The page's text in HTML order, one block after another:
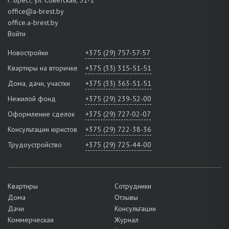
office@a-brest.by
office.a-brest.by
Войти
Новостройки
+375 (29) 757-57-57
Квартиры на вторичке
+375 (33) 315-51-51
Дома, дачи, участки
+375 (33) 363-51-51
Нежилой фонд
+375 (29) 239-52-00
Оформление сделок
+375 (29) 727-02-07
Консультации юристов
+375 (29) 722-38-36
Трудоустройство
+375 (29) 725-44-00
Квартиры
Дома
Дачи
Коммерческая
Сотрудники
Отзывы
Консультации
Журнал